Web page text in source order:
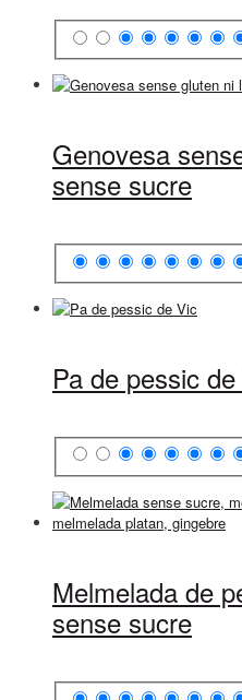
Genovesa
sense sucre
Pa de pessic
Melmelada de
sense sucre